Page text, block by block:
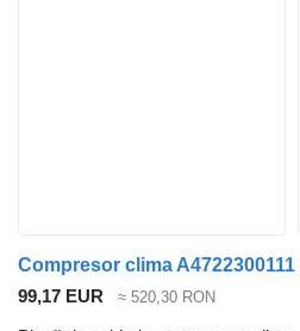
99,17 EUR ≈ 520,30 RON